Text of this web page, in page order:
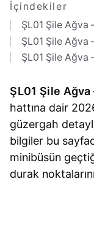
İçindekiler
ŞL01 Şile Ağva
ŞL01 Şile Ağva
ŞL01 Şile Ağva
ŞL01 Şile Ağva
hattına dair
güzergah
bilgiler bu
minibüsün
durak